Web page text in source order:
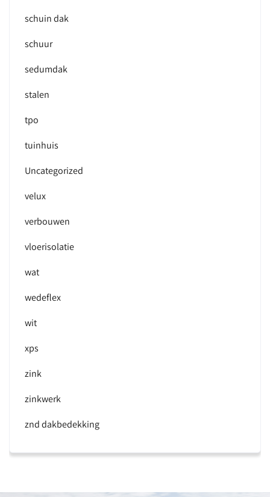
schuin dak
schuur
sedumdak
stalen
tpo
tuinhuis
Uncategorized
velux
verbouwen
vloerisolatie
wat
wedeflex
wit
xps
zink
zinkwerk
znd dakbedekking